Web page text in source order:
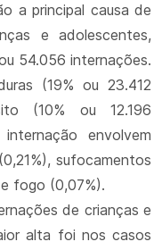
a principal causa de
e adolescentes,
54.056 internações.
(19% ou 23.412
(10% ou 12.196
envolvem
sufocamentos
fogo (0,07%).
de crianças e
alta foi nos casos